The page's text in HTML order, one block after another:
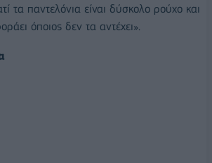
τα παντελόνια είναι δύσκολο ρούχο και
όποιος δεν τα αντέχει».